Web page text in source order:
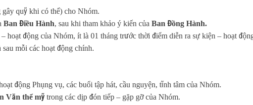
quỹ khi có thể) cho Nhóm.
Ban Điều Hành, sau khi tham khảo ý kiến của Ban Đồng Hành.
hoạt động của Nhóm, ít là 01 tháng trước thời điểm diễn ra sự kiện – hoạt
mỗi các hoạt động chính.
động Phụng vụ, các buổi tập hát, cầu nguyện, tĩnh tâm của Nhóm.
Văn thể mỹ trong các dịp đón tiếp – gặp gỡ của Nhóm.